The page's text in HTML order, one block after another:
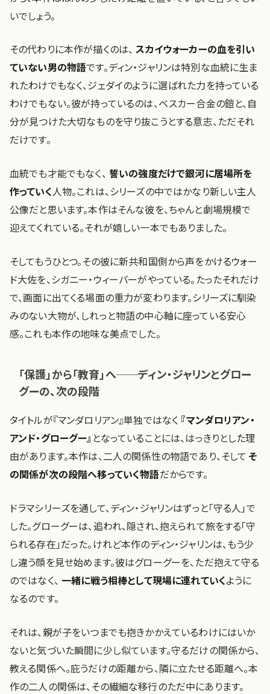
いでしょう。
その代わりに本作が描くのは、スカイウォーカーの血を引い
ていない男の物語です。ディン・ジャリンは特別な血統に生ま
れたわけでもなく、ジェダイのように選ばれた力を持っている
わけでもない。彼が持っているのは、ベスカー合金の鎧と、自
分が見つけた大切なものを守り抜こうとする意志、ただそれ
だけです。
血統でも才能でもなく、 誓いの強度だけで銀河に居場所を
作っていく人物。これは、シリーズの中ではかなり新しい主人
公像だと思います。本作はそんな彼を、ちゃんと劇場規模で
迎えてくれている。それが嬉しい一本でもありました。
そしてもうひとつ。その彼に新共和国側から声をかけるウォー
ド大佐を、シガニー・ウィーバーがやっている。たったそれだけ
で、画面に出てくる場面の重力が変わります。シリーズに馴染
みのない大物が、しれっと物語の中心軸に座っている安心
感。これも本作の地味な美点でした。
「保護」から「教育」へ──ディン・ジャリンとグロー
グーの、次の段階
タイトルが『マンダロリアン』単独ではなく 『マンダロリアン・
アンド・グローグー』 となっていることには、はっきりとした理
由があります。本作は、二人の関係性の物語であり、そしてそ
の関係が次の段階へ移っていく物語だからです。
ドラマシリーズを通して、ディン・ジャリンはずっと「守る人」で
した。グローグーは、追われ、隠され、抱えられて旅をする「守
られる存在」だった。けれど本作のディン・ジャリンは、もう少
し違う顔を見せ始めます。彼はグローグーを、ただ抱えて守る
のではなく、 一緒に戦う相棒として現場に連れていくように
なるのです。
それは、親が子をいつまでも抱きかかえているわけにはいか
ないと気づいた瞬間に少し似ています。守るだけの関係から、
教える関係へ。庇うだけの距離から、隣に立たせる距離へ。本
作の二人の関係は、その繊細な移行のただ中にあります。